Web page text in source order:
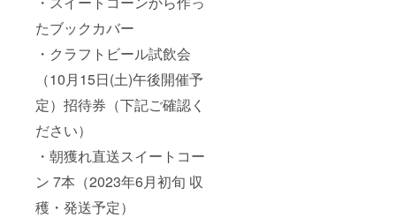
たブックカバー
・クラフトビール試飲会
（10月15日(土)午後開催予
定）招待券（下記ご確認く
ださい）
・朝獲れ直送スイートコー
ン 7本（2023年6月初旬 収
穫・発送予定）